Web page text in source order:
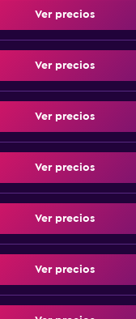
Ver precios
Ver precios
Ver precios
Ver precios
Ver precios
Ver precios